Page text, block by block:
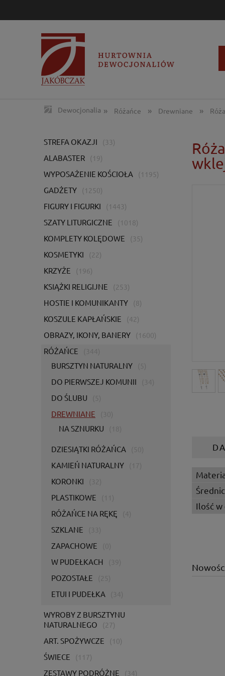
Dewocjonalia » Różańce » Drewniane »
STREFA OKAZJI (33)
ALABASTER (19)
WYPOSAŻENIE KOŚCIOŁA (1195)
GADŻETY (1250)
FIGURY I FIGURKI (1443)
SZATY LITURGICZNE (1018)
KOMPLETY KOLĘDOWE (35)
KOSMETYKI (22)
KRZYŻE (196)
KSIĄŻKI RELIGIJNE (253)
HOSTIE I KOMUNIKANTY (8)
KOSZULE KAPŁAŃSKIE (42)
OBRAZY, IKONY, BANERY (1600)
RÓŻAŃCE
BURSZTYN NATURALNY
DO PIERWSZEJ KOMUNII
DO ŚLUBU
DREWNIANE
NA SZNURKU
DZIESIĄTKI RÓŻAŃCA
KAMIEŃ NATURALNY
KORONKI
PLASTIKOWE
RÓŻAŃCE NA RĘKĘ
SZKLANE
ZAPACHOWE
W PUDEŁKACH
POZOSTAŁE
ETUI I PUDEŁKA
WYROBY Z BURSZTYNU
NATURALNEGO
(27)
ART. SPOŻYWCZE (10)
ŚWIECE (117)
ZESTAWY PODRÓŻNE (34)
Ilość w